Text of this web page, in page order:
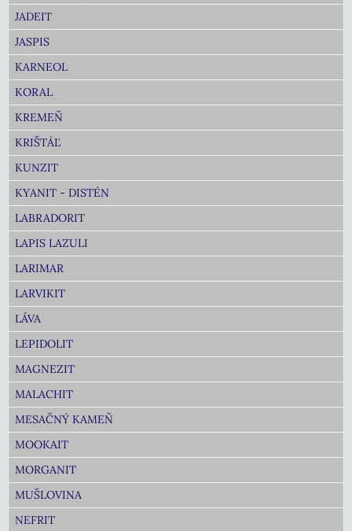
JADEIT
JASPIS
KARNEOL
KORAL
KREMEŇ
KRIŠTÁĽ
KUNZIT
KYANIT - DISTÉN
LABRADORIT
LAPIS LAZULI
LARIMAR
LARVIKIT
LÁVA
LEPIDOLIT
MAGNEZIT
MALACHIT
MESAČNÝ KAMEŇ
MOOKAIT
MORGANIT
MUŠLOVINA
NEFRIT